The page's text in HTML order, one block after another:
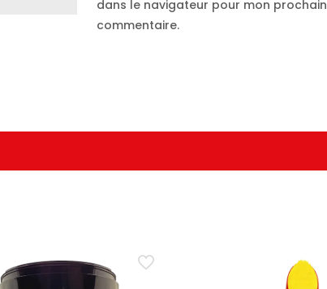
dans le navigateur pour mon prochain
commentaire.